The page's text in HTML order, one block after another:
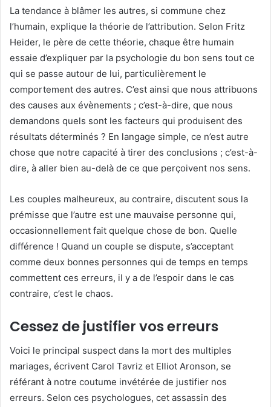
La tendance à blâmer les autres, si commune chez
l’humain, explique la théorie de l’attribution. Selon Fritz
Heider, le père de cette théorie, chaque être humain
essaie d’expliquer par la psychologie du bon sens tout ce
qui se passe autour de lui, particulièrement le
comportement des autres. C’est ainsi que nous attribuons
des causes aux évènements ; c’est-à-dire, que nous
demandons quels sont les facteurs qui produisent des
résultats déterminés ? En langage simple, ce n’est autre
chose que notre capacité à tirer des conclusions ; c’est-à-
dire, à aller bien au-delà de ce que perçoivent nos sens.
Les couples malheureux, au contraire, discutent sous la
prémisse que l’autre est une mauvaise personne qui,
occasionnellement fait quelque chose de bon. Quelle
différence ! Quand un couple se dispute, s’acceptant
comme deux bonnes personnes qui de temps en temps
commettent ces erreurs, il y a de l’espoir dans le cas
contraire, c’est le chaos.
Cessez de justifier vos erreurs
Voici le principal suspect dans la mort des multiples
mariages, écrivent Carol Tavriz et Elliot Aronson, se
référant à notre coutume invétérée de justifier nos
erreurs. Selon ces psychologues, cet assassin des